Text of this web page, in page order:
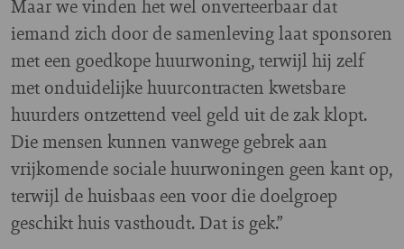
Maar we vinden het wel onverteerbaar dat
iemand zich door de samenleving laat sponsoren
met een goedkope huurwoning, terwijl hij zelf
met onduidelijke huurcontracten kwetsbare
huurders ontzettend veel geld uit de zak klopt.
Die mensen kunnen vanwege gebrek aan
vrijkomende sociale huurwoningen geen kant op,
terwijl de huisbaas een voor die doelgroep
geschikt huis vasthoudt. Dat is gek.”